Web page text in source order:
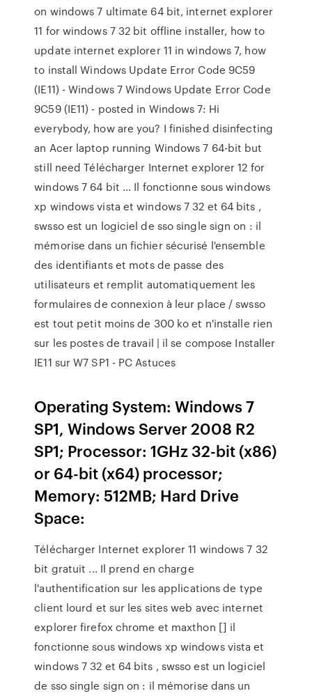
on windows 7 ultimate 64 bit, internet explorer
11 for windows 7 32 bit offline installer, how to
update internet explorer 11 in windows 7, how
to install Windows Update Error Code 9C59
(IE11) - Windows 7 Windows Update Error Code
9C59 (IE11) - posted in Windows 7: Hi
everybody, how are you? I finished disinfecting
an Acer laptop running Windows 7 64-bit but
still need Télécharger Internet explorer 12 for
windows 7 64 bit ... Il fonctionne sous windows
xp windows vista et windows 7 32 et 64 bits ,
swsso est un logiciel de sso single sign on : il
mémorise dans un fichier sécurisé l'ensemble
des identifiants et mots de passe des
utilisateurs et remplit automatiquement les
formulaires de connexion à leur place / swsso
est tout petit moins de 300 ko et n'installe rien
sur les postes de travail | il se compose Installer
IE11 sur W7 SP1 - PC Astuces
Operating System: Windows 7
SP1, Windows Server 2008 R2
SP1; Processor: 1GHz 32-bit (x86)
or 64-bit (x64) processor;
Memory: 512MB; Hard Drive
Space:
Télécharger Internet explorer 11 windows 7 32
bit gratuit ... Il prend en charge
l'authentification sur les applications de type
client lourd et sur les sites web avec internet
explorer firefox chrome et maxthon [] il
fonctionne sous windows xp windows vista et
windows 7 32 et 64 bits , swsso est un logiciel
de sso single sign on : il mémorise dans un